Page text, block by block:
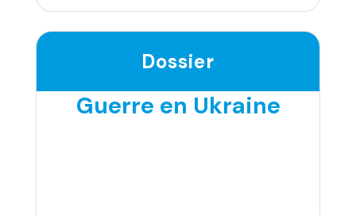
Dossier
Guerre en Ukraine